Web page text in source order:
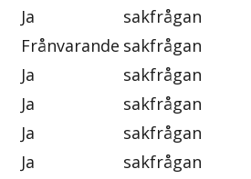
Ja sakfrågan
Frånvarande sakfrågan
Ja sakfrågan
Ja sakfrågan
Ja sakfrågan
Ja sakfrågan